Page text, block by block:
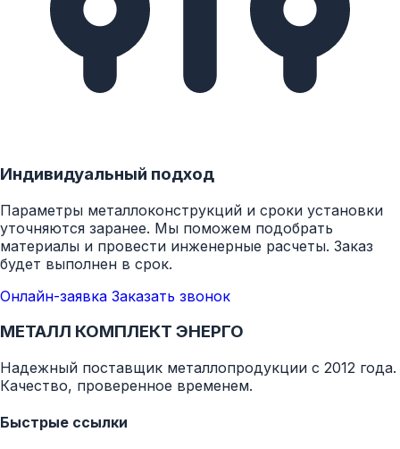
Индивидуальный подход
Параметры металлоконструкций и сроки установки
уточняются заранее. Мы поможем подобрать
материалы и провести инженерные расчеты. Заказ
будет выполнен в срок.
Онлайн-заявка Заказать звонок
МЕТАЛЛ КОМПЛЕКТ ЭНЕРГО
Надежный поставщик металлопродукции с 2012 года.
Качество, проверенное временем.
Быстрые ссылки